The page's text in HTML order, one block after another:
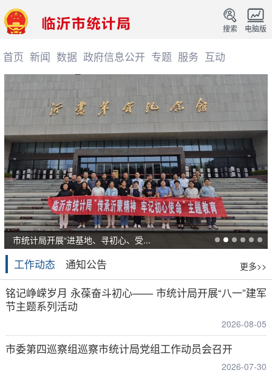
电脑版
搜索
首页 新闻 数据 政府信息公开 专题 服务 互动
市统计局开展“进基地、寻初心、受...
工作动态 通知公告 更多>>
铭记峥嵘岁月 永葆奋斗初心—— 市统计局开展“八一”建军
节主题系列活动
2026-08-05
市委第四巡察组巡察市统计局党组工作动员会召开
2026-07-30